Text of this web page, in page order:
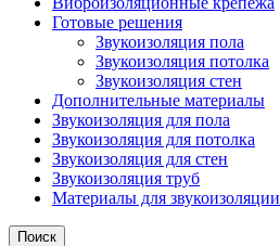
Готовые решения
Звукоизоляция пола
Звукоизоляция потолка
Звукоизоляция стен
Дополнительные материалы
Звукоизоляция для пола
Звукоизоляция для потолка
Звукоизоляция для стен
Звукоизоляция труб
Материалы для звукоизоляции
Поиск